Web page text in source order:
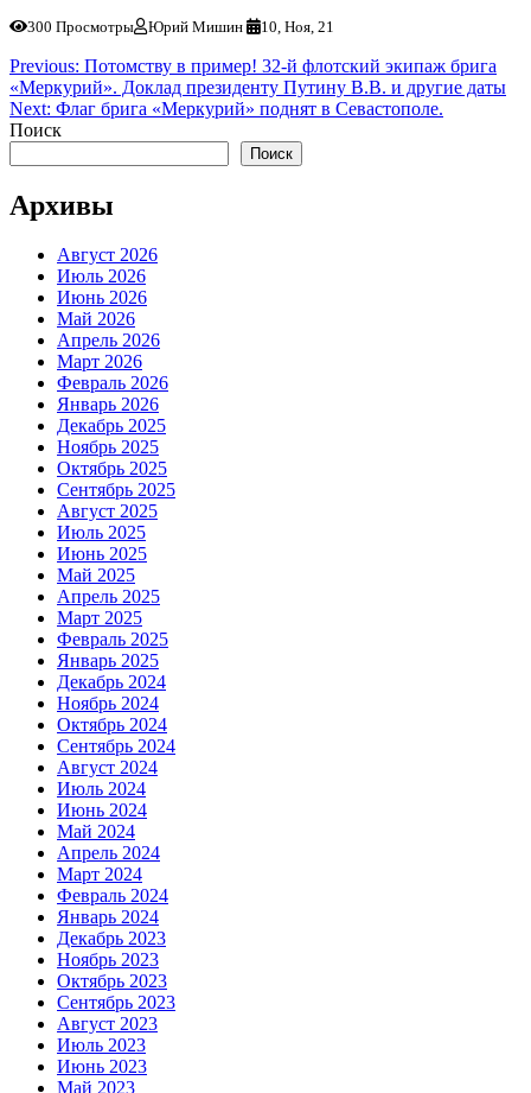
300 Просмотры Юрий Мишин 10, Ноя, 21
Навигация
по
записям
Previous: Потомству в пример! 32-й флотский экипаж брига
«Меркурий». Доклад президенту Путину В.В. и другие даты
Next: Флаг брига «Меркурий» поднят в Севастополе.
Поиск
Поиск
Архивы
Август 2026
Июль 2026
Июнь 2026
Май 2026
Апрель 2026
Март 2026
Февраль 2026
Январь 2026
Декабрь 2025
Ноябрь 2025
Октябрь 2025
Сентябрь 2025
Август 2025
Июль 2025
Июнь 2025
Май 2025
Апрель 2025
Март 2025
Февраль 2025
Январь 2025
Декабрь 2024
Ноябрь 2024
Октябрь 2024
Сентябрь 2024
Август 2024
Июль 2024
Июнь 2024
Май 2024
Апрель 2024
Март 2024
Февраль 2024
Январь 2024
Декабрь 2023
Ноябрь 2023
Октябрь 2023
Сентябрь 2023
Август 2023
Июль 2023
Июнь 2023
Май 2023